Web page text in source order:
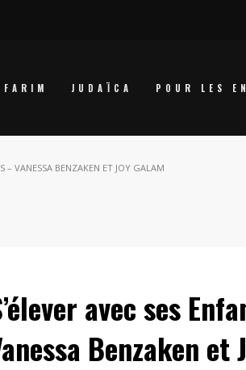
JUDAÏCA POUR LES
– VANESSA BENZAKEN ET JOY GALAM
avec ses
Benzaken et